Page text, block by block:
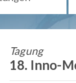
Tagung
18. Inno-